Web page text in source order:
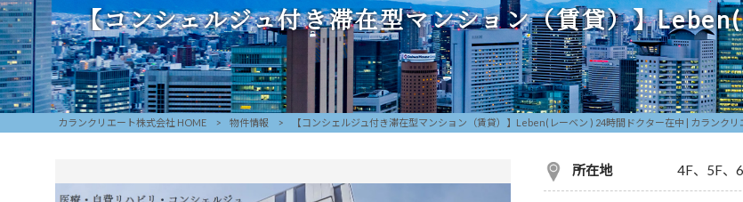
【コンシェルジュ付き滞在型マンション（賃貸）】
カランクリエート株式会社 HOME > 物件情報 > 【コンシェルジュ付き滞在型マンション（賃貸）】Leben(レーベン ) 24時間ドクター在中 | カランク
所在地 4F、5F、